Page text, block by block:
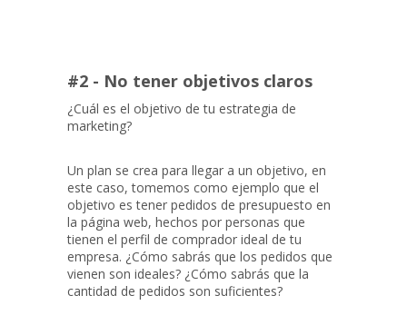
#2 - No tener objetivos claros
¿Cuál es el objetivo de tu estrategia de
marketing?
Un plan se crea para llegar a un objetivo, en
este caso, tomemos como ejemplo que el
objetivo es tener pedidos de presupuesto en
la página web, hechos por personas que
tienen el perfil de comprador ideal de tu
empresa. ¿Cómo sabrás que los pedidos que
vienen son ideales? ¿Cómo sabrás que la
cantidad de pedidos son suficientes?